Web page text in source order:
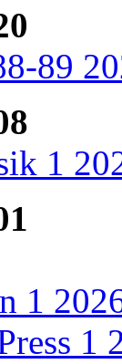
89
1
1
1